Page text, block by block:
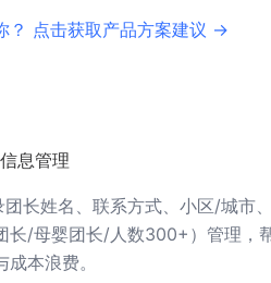
？ 点击获取产品方案建议 →
息管理
团长姓名、联系方式、小区/城市
长/母婴团长/人数300+）管理，
本浪费。